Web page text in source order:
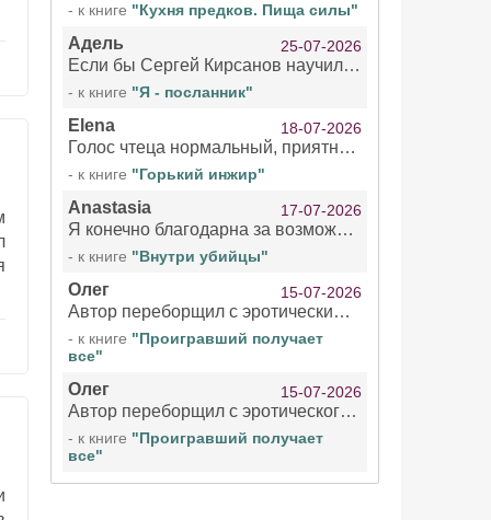
- к книге "Кухня предков. Пища силы"
Адель 25-07-2026
Если бы Сергей Кирсанов научился не сглатывать каждые 1-2 минуты слюну, так что слышно в микрофоне и, что вызывает отвращение, то мелжно было бы слушать.
- к книге "Я - посланник"
Elena 18-07-2026
Голос чтеца нормальный, приятный тембр. Мне очень понравилось озвучивание рассказа. Очень странный отзыв Надежды. Может у неё что-то с нервами?
- к книге "Горький инжир"
Anastasia 17-07-2026
Я конечно благодарна за возможность бесплатно слушать книги даже новинки , но чтение этой книги просто ужасно
- к книге "Внутри убийцы"
Олег 15-07-2026
Автор переборщил с эротическими сценами. Похоже, с этим у него проблемы.
- к книге "Проигравший получает
все"
Олег 15-07-2026
Автор переборщил с эротического сценами. Похоже, с этим у него проблемы.
- к книге "Проигравший получает
все"